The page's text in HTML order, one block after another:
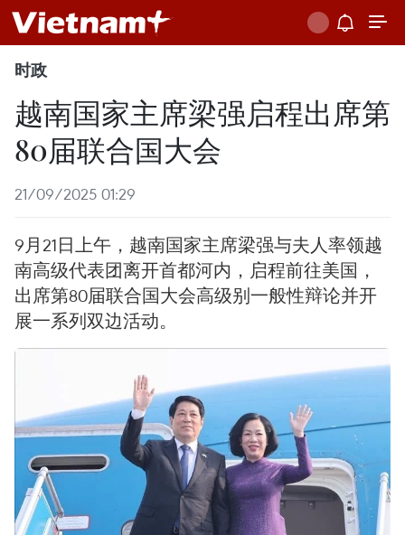
时政
越南国家主席梁强启程出席第
80届联合国大会
21/09/2025 01:29
9月21日上午，越南国家主席梁强与夫人率领越
南高级代表团离开首都河内，启程前往美国，
出席第80届联合国大会高级别一般性辩论并开
展一系列双边活动。